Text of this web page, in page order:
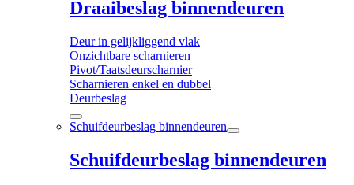
Draaibeslag binnendeuren
Deur in gelijkliggend vlak
Onzichtbare scharnieren
Pivot/Taatsdeurscharnier
Scharnieren enkel en dubbel
Deurbeslag
Schuifdeurbeslag binnendeuren
Schuifdeurbeslag binnendeuren